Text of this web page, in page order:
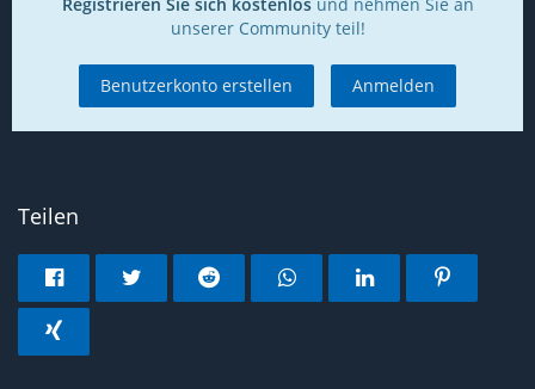
unserer Community teil!
Benutzerkonto erstellen Anmelden
Teilen